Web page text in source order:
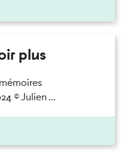
plus
© Julien ...